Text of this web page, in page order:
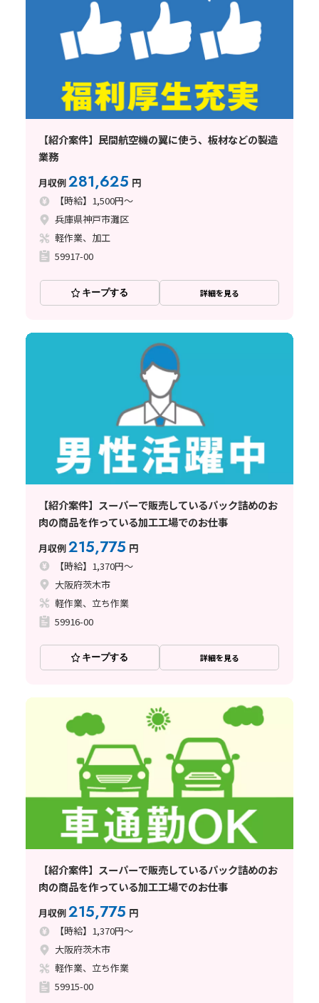
【紹介案件】民間航空機の翼に使う、板材などの製造
業務
月収例281,625 円
【時給】1,500円～
兵庫県神戸市灘区
軽作業、加工
59917-00
キープする 詳細を見る
【紹介案件】スーパーで販売しているパック詰めのお
肉の商品を作っている加工工場でのお仕事
月収例215,775 円
【時給】1,370円～
大阪府茨木市
軽作業、立ち作業
59916-00
キープする 詳細を見る
【紹介案件】スーパーで販売しているパック詰めのお
肉の商品を作っている加工工場でのお仕事
月収例215,775 円
【時給】1,370円～
大阪府茨木市
軽作業、立ち作業
59915-00